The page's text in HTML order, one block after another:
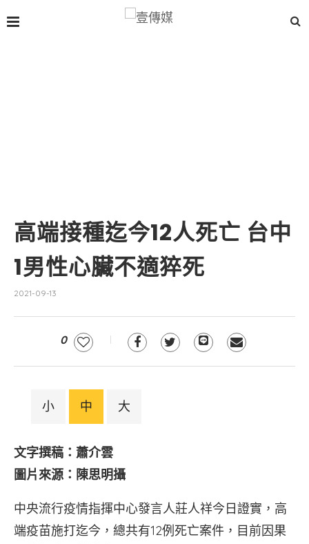
高端接種迄今12人死亡 台中
1男性心臟不適猝死
2021-09-13
0
小 中 大
文字撰稿：蕭介雲
圖片來源：陳思明攝
中央流行疫情指揮中心發言人莊人祥今日證實，高
端疫苗施打迄今，總共有12例死亡案件，目前因果